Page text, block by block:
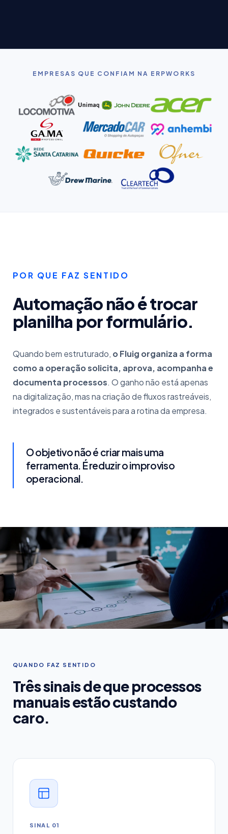
EMPRESAS QUE CONFIAM NA ERPWORKS
POR QUE FAZ SENTIDO
Automação não é trocar
planilha por formulário.
Quando bem estruturado, o Fluig organiza a forma
como a operação solicita, aprova, acompanha e
documenta processos. O ganho não está apenas
na digitalização, mas na criação de fluxos rastreáveis,
integrados e sustentáveis para a rotina da empresa.
O objetivo não é criar mais uma
ferramenta. É reduzir o improviso
operacional.
QUANDO FAZ SENTIDO
Três sinais de que processos
manuais estão custando
caro.
SINAL 01